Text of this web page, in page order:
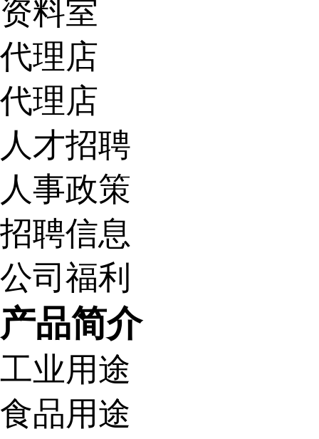
资料室
代理店
代理店
人才招聘
人事政策
招聘信息
公司福利
产品简介
工业用途
食品用途